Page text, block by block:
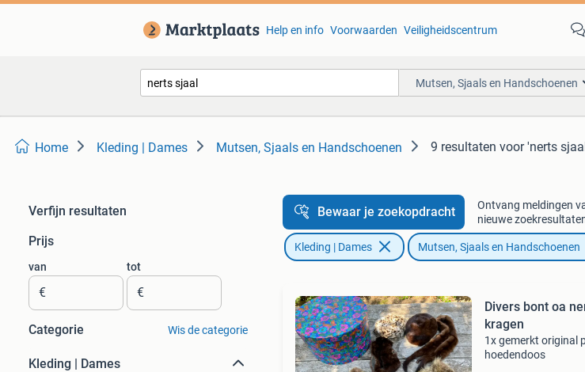
Help en info Voorwaarden Veiligheidscentrum
Mutsen, Sjaals en Handschoenen
Home Kleding | Dames Mutsen, Sjaals en Handschoenen 9 resultaten voor 'nerts
Verfijn resultaten
Prijs
van
€
tot
€
Categorie Wis de categorie
Kleding | Dames
Bewaar je zoekopdracht
Ontvang meldingen
nieuwe
Kleding | Dames Mutsen, Sjaals en Handschoenen
Divers bont oa
kragen
1x gemerkt original
hoedendoos